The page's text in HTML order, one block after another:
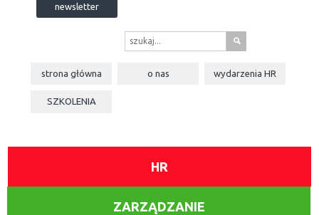
newsletter
s
strona główna o nas wydarzeniaHR
SZKOLENIA
HR
ZARZĄDZANIE